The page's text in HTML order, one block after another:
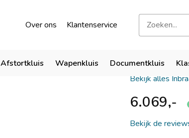
Over ons Klantenservice
Afstortkluis Wapenkluis Documentkluis
Bezoek onze showroom
Bekijk alles
6.069,-
Bekijk de